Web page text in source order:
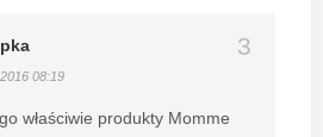
08:19
właściwie produkty Momme